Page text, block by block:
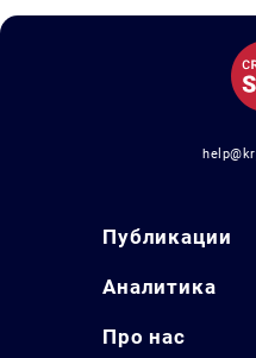
Публикации
Аналитика
Про нас